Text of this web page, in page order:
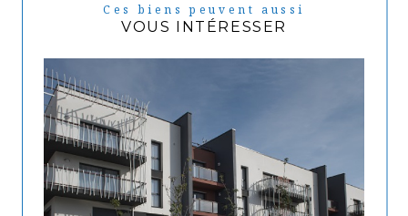
Ces biens peuvent aussi
VOUS INTÉRESSER